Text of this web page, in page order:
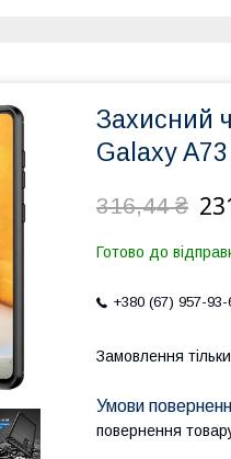
Захисний
Galaxy
316,44 ₴
Готово до
+380 (67) 957-93-
Замовлення
повернення